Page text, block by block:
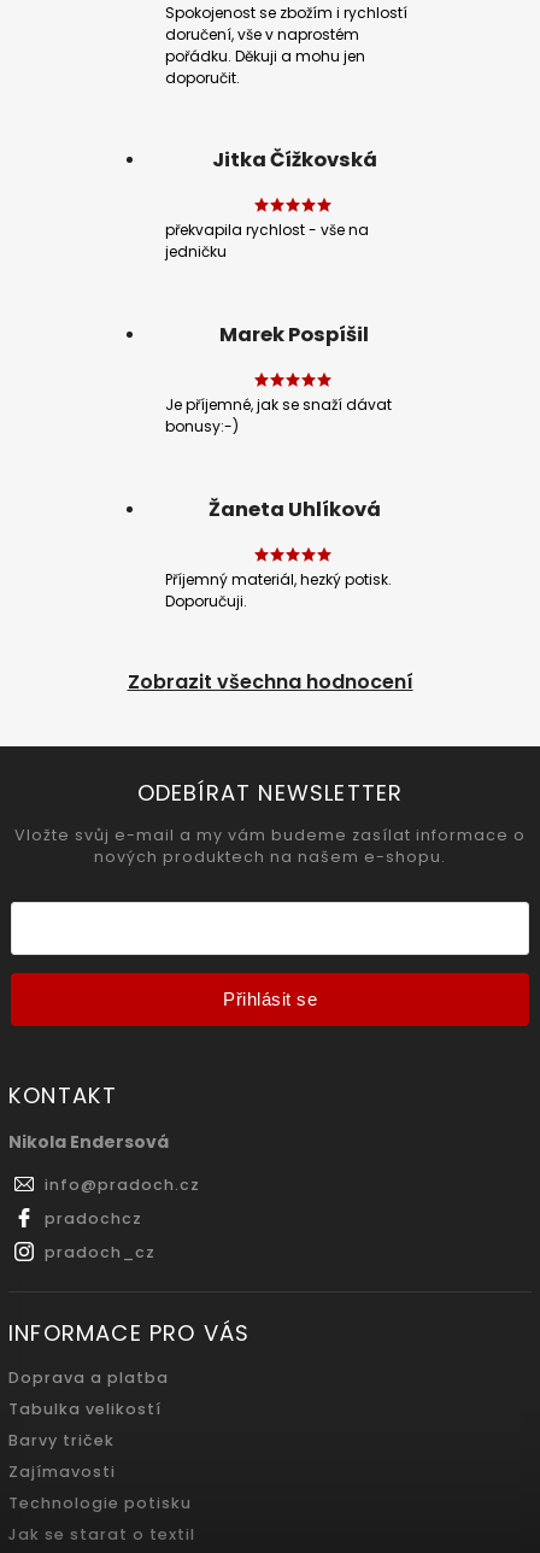
Spokojenost se zbožím i rychlostí
doručení, vše v naprostém
pořádku. Děkuji a mohu jen
doporučit.
Jitka Čížkovská
překvapila rychlost - vše na
jedničku
Marek Pospíšil
Je příjemné, jak se snaží dávat
bonusy:-)
Žaneta Uhlíková
Příjemný materiál, hezký potisk.
Doporučuji.
Zobrazit všechna hodnocení
ODEBÍRAT NEWSLETTER
Vložte svůj e-mail a my vám budeme zasílat informace o
nových produktech na našem e-shopu.
Přihlásit se
KONTAKT
Nikola Endersová
info@pradoch.cz
pradochcz
pradoch_cz
INFORMACE PRO VÁS
Doprava a platba
Tabulka velikostí
Barvy triček
Zajímavosti
Technologie potisku
Jak se starat o textil